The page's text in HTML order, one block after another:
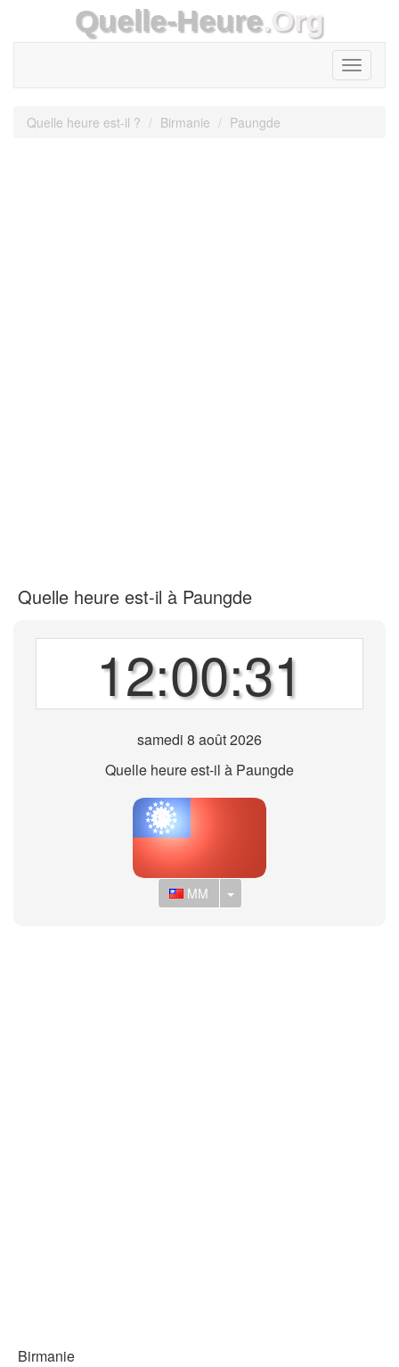
Quelle-Heure.Org
Toggle
Quelle heure est-il ? Birmanie Paungde
Quelle heure est-il à Paungde
12:00:31
samedi 8 août 2026
Quelle heure est-il à Paungde
MM Toggle Dropdown
Birmanie